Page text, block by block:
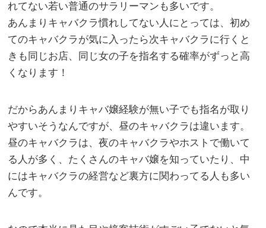
れてない若い普通のサラリーマンも多いです。
あんまりキャバクラ慣れしてない人にとっては、初め
てのキャバクラが気に入ったら次キャバクラに行くと
きも同じお店、同じ女の子を指名する確率がずっと高
くなります！
だからあんまりキャバ嬢経験が無い子でも指名が取り
やすいそうなんですが、昼のキャバクラは違います。
昼のキャバクラは、夜のキャバクラやホストで働いて
る人が多く、たくさんのキャバ嬢を知っていたり、中
にはキャバクラの経営など裏方に関わってる人も多い
んです。